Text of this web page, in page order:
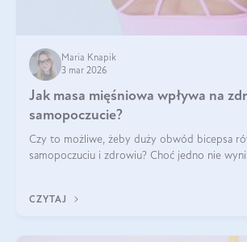
Maria Knapik
3 mar 2026
Jak masa mięśniowa wpływa na
samopoczucie?
Czy to możliwe, żeby duży obwód bicepsa
samopoczuciu i zdrowiu? Choć jedno nie
wyjaśnimy.
CZYTAJ